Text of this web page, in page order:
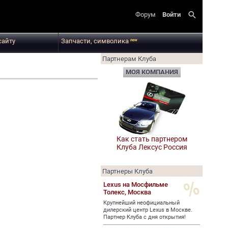
Форум Войти search
Запчасти, символикаnew
Партнерам Клуба
МОЯ КОМПАНИЯ
Как стать партнером
Клуба Лексус Россия
Партнеры Клуба
Lexus на Мосфильме
Толекс, Москва
Крупнейший неофициальный
дилерский центр Lexus в Москве.
Партнер Клуба с дня открытия!